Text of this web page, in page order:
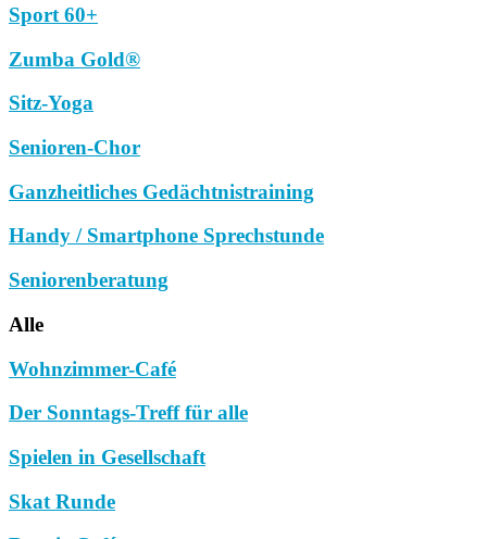
Sport 60+
Zumba Gold®
Sitz-Yoga
Senioren-Chor
Ganzheitliches Gedächtnistraining
Handy / Smartphone Sprechstunde
Seniorenberatung
Alle
Wohnzimmer-Café
Der Sonntags-Treff für alle
Spielen in Gesellschaft
Skat Runde